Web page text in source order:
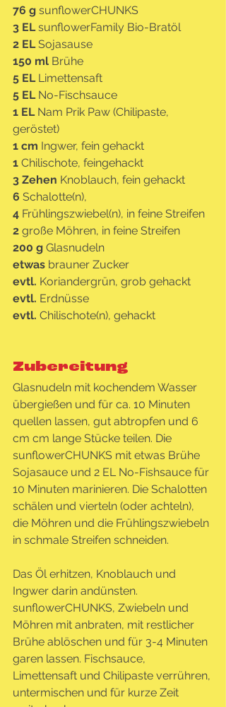
76 g sunflowerCHUNKS
3 EL sunflowerFamily Bio-Bratöl
2 EL Sojasause
150 ml Brühe
5 EL Limettensaft
5 EL No-Fischsauce
1 EL Nam Prik Paw (Chilipaste,
geröstet)
1 cm Ingwer, fein gehackt
1 Chilischote, feingehackt
3 Zehen Knoblauch, fein gehackt
6 Schalotte(n),
4 Frühlingszwiebel(n), in feine Streifen
2 große Möhren, in feine Streifen
200 g Glasnudeln
etwas brauner Zucker
evtl. Koriandergrün, grob gehackt
evtl. Erdnüsse
evtl. Chilischote(n), gehackt
Zubereitung
Glasnudeln mit kochendem Wasser
übergießen und für ca. 10 Minuten
quellen lassen, gut abtropfen und 6
cm cm lange Stücke teilen. Die
sunflowerCHUNKS mit etwas Brühe
Sojasauce und 2 EL No-Fishsauce für
10 Minuten marinieren. Die Schalotten
schälen und vierteln (oder achteln),
die Möhren und die Frühlingszwiebeln
in schmale Streifen schneiden.
Das Öl erhitzen, Knoblauch und
Ingwer darin andünsten.
sunflowerCHUNKS, Zwiebeln und
Möhren mit anbraten, mit restlicher
Brühe ablöschen und für 3-4 Minuten
garen lassen. Fischsauce,
Limettensaft und Chilipaste verrühren,
untermischen und für kurze Zeit